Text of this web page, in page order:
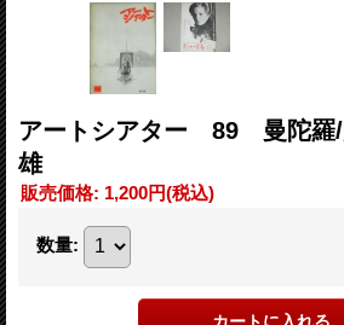
アートシアター 89 曼陀羅/
雄
販売価格: 1,200円(税込)
数量: